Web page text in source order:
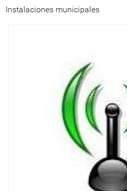
Instalaciones municipales